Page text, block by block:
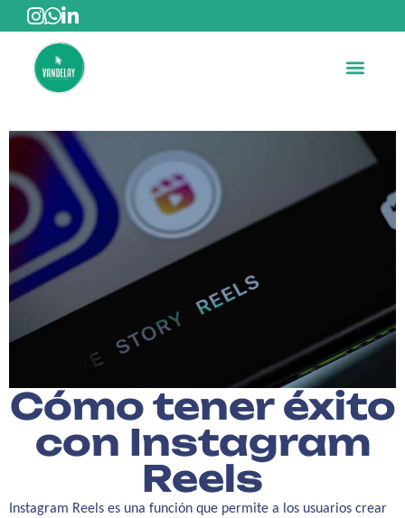
Cómo tener éxito
con Instagram
Reels
Instagram Reels es una función que permite a los usuarios crear